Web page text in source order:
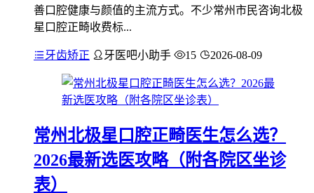
善口腔健康与颜值的主流方式。不少常州市民咨询北极
星口腔正畸收费标...
牙齿矫正 牙医吧小助手 15 2026-08-09
常州北极星口腔正畸医生怎么选？
2026最新选医攻略（附各院区坐诊
表）